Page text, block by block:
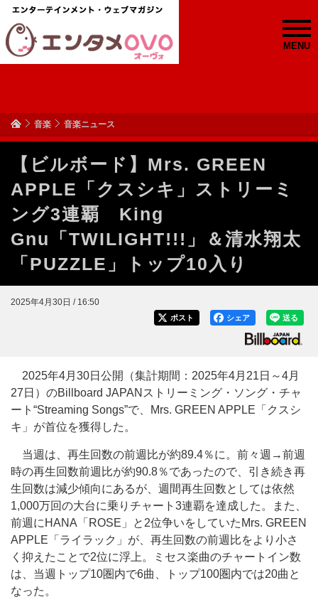
MENU
音楽 音楽ニュース
【ビルボード】Mrs. GREEN
APPLE「クスシキ」ストリーミ
ング3連覇 King
Gnu「TWILIGHT!!!」＆清水翔太
「PUZZLE」トップ10入り
2025年4月30日 / 16:50
送る
シェア
ポスト
2025年4月30日公開（集計期間：2025年4月21日～4月
27日）のBillboard JAPANストリーミング・ソング・チャ
ート“Streaming Songs”で、Mrs. GREEN APPLE「クスシ
キ」が首位を獲得した。
当週は、再生回数の前週比が約89.4％に。前々週→前週
時の再生回数前週比が約90.8％であったので、引き続き再
生回数は減少傾向にあるが、週間再生回数としては依然
1,000万回の大台に乗りチャート3連覇を達成した。また、
前週にHANA「ROSE」と2位争いをしていたMrs. GREEN
APPLE「ライラック」が、再生回数の前週比をより小さ
く抑えたことで2位に浮上。ミセス楽曲のチャートイン数
は、当週トップ10圏内で6曲、トップ100圏内では20曲と
なった。